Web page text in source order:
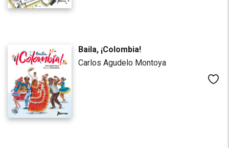
Baila, ¡Colombia!
Carlos Agudelo Montoya